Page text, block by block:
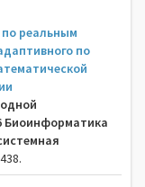
реальным
по
Биоинформатика